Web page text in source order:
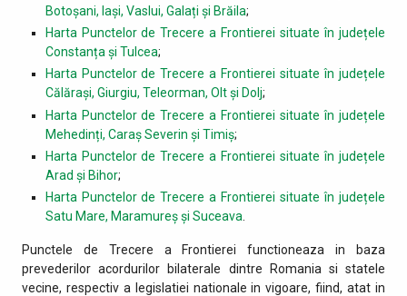
Botoșani, Iași, Vaslui, Galați și Brăila;
Harta Punctelor de Trecere a Frontierei situate în județele
Constanța și Tulcea;
Harta Punctelor de Trecere a Frontierei situate în județele
Călărași, Giurgiu, Teleorman, Olt și Dolj;
Harta Punctelor de Trecere a Frontierei situate în județele
Mehedinți, Caraș Severin și Timiș;
Harta Punctelor de Trecere a Frontierei situate în județele
Arad și Bihor;
Harta Punctelor de Trecere a Frontierei situate în județele
Satu Mare, Maramureș și Suceava
Punctele de Trecere a Frontierei functioneaza in baza
prevederilor acordurilor bilaterale dintre Romania si statele
vecine, respectiv a legislatiei nationale in vigoare, fiind, atat in